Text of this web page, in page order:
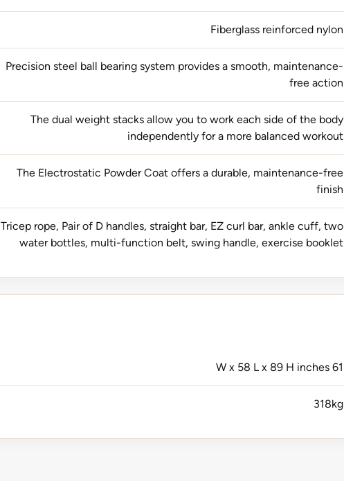
Fiberglass reinforced nylon
Precision steel ball bearing system provides a smooth, maintenance-
free action
The dual weight stacks allow you to work each side of the body
independently for a more balanced workout
The Electrostatic Powder Coat offers a durable, maintenance-free
finish
Tricep rope, Pair of D handles, straight bar, EZ curl bar, ankle cuff, two
water bottles, multi-function belt, swing handle, exercise booklet
61 W x 58 L x 89 H inches
318kg